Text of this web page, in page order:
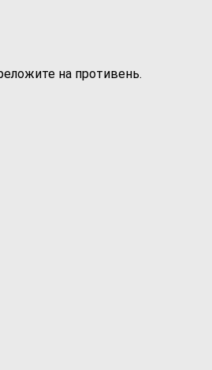
на противень.